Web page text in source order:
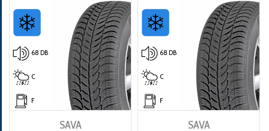
68 DB
C
F
SAVA
68 DB
C
F
SAVA